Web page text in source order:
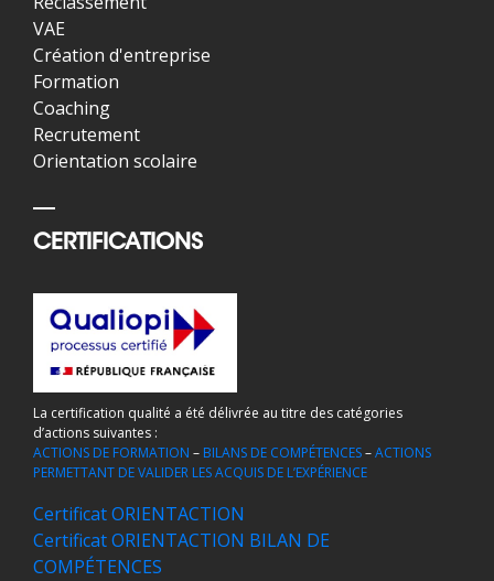
VAE
Création d'entreprise
Formation
Coaching
Recrutement
Orientation scolaire
CERTIFICATIONS
La certification qualité a été délivrée au titre des catégories
d’actions suivantes :
ACTIONS DE FORMATION – BILANS DE COMPÉTENCES–ACTIONS
PERMETTANT DE VALIDER LES ACQUIS DE L’EXPÉRIENCE
Certificat ORIENTACTION
Certificat ORIENTACTION BILAN DE
COMPÉTENCES